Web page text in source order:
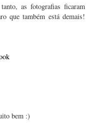
as fotografias ficaram
que também está demais!
bem :)